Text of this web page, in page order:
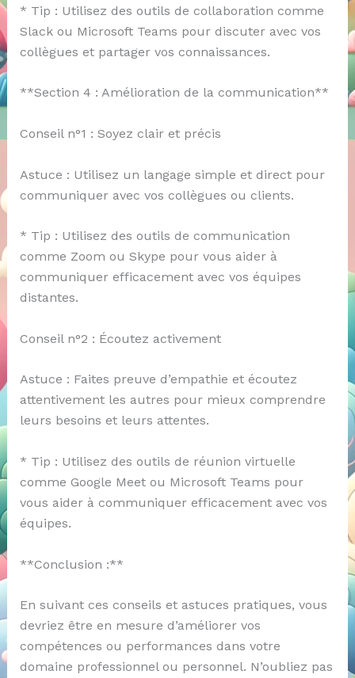
* Tip : Utilisez des outils de collaboration comme
Slack ou Microsoft Teams pour discuter avec vos
collègues et partager vos connaissances.
**Section 4 : Amélioration de la communication**
Conseil n°1 : Soyez clair et précis
Astuce : Utilisez un langage simple et direct pour
communiquer avec vos collègues ou clients.
* Tip : Utilisez des outils de communication
comme Zoom ou Skype pour vous aider à
communiquer efficacement avec vos équipes
distantes.
Conseil n°2 : Écoutez activement
Astuce : Faites preuve d’empathie et écoutez
attentivement les autres pour mieux comprendre
leurs besoins et leurs attentes.
* Tip : Utilisez des outils de réunion virtuelle
comme Google Meet ou Microsoft Teams pour
vous aider à communiquer efficacement avec vos
équipes.
**Conclusion :**
En suivant ces conseils et astuces pratiques, vous
devriez être en mesure d’améliorer vos
compétences ou performances dans votre
domaine professionnel ou personnel. N’oubliez pas